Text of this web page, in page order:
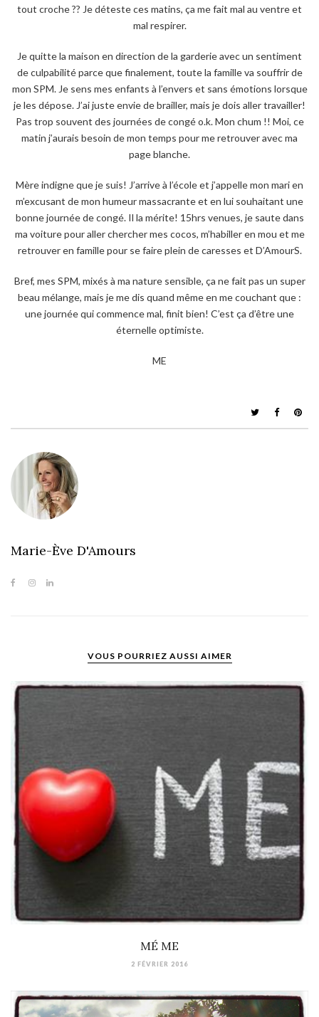
tout croche ?? Je déteste ces matins, ça me fait mal au ventre et
mal respirer.
Je quitte la maison en direction de la garderie avec un sentiment
de culpabilité parce que finalement, toute la famille va souffrir de
mon SPM. Je sens mes enfants à l’envers et sans émotions lorsque
je les dépose. J’ai juste envie de brailler, mais je dois aller travailler!
Pas trop souvent des journées de congé o.k. Mon chum !! Moi, ce
matin j’aurais besoin de mon temps pour me retrouver avec ma
page blanche.
Mère indigne que je suis! J’arrive à l’école et j’appelle mon mari en
m’excusant de mon humeur massacrante et en lui souhaitant une
bonne journée de congé. Il la mérite! 15hrs venues, je saute dans
ma voiture pour aller chercher mes cocos, m’habiller en mou et me
retrouver en famille pour se faire plein de caresses et D’AmourS.
Bref, mes SPM, mixés à ma nature sensible, ça ne fait pas un super
beau mélange, mais je me dis quand même en me couchant que :
une journée qui commence mal, finit bien! C’est ça d’être une
éternelle optimiste.
ME
Marie-Ève D'Amours
VOUS POURRIEZ AUSSI AIMER
MÉ ME
2 FÉVRIER 2016